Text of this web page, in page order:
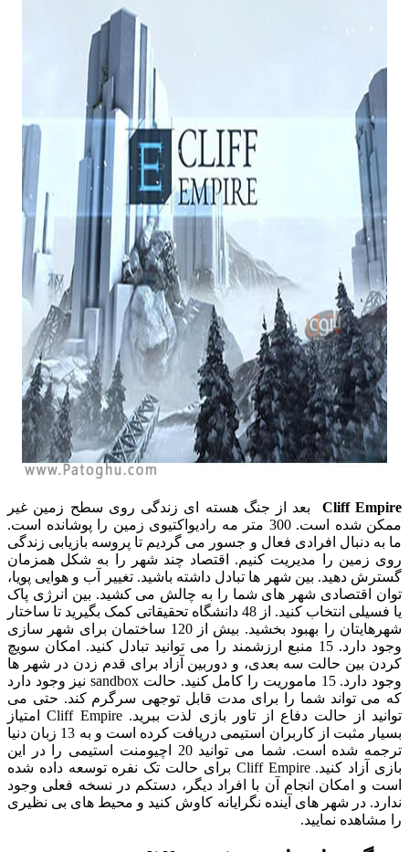
Cliff Empire بعد از جنگ هسته ای زندگی روی سطح زمین غیر
ممکن شده است. 300 متر مه رادیواکتیوی زمین را پوشانده است.
ما به دنبال افرادی فعال و جسور می گردیم تا پروسه بازیابی زندگی
روی زمین را مدیریت کنیم. اقتصاد چند شهر را به شکل همزمان
گسترش دهید. بین شهر ها تبادل داشته باشید. تغییر آب و هوایی پویا،
توان اقتصادی شهر های شما را به چالش می کشید. بین انرژی پاک
یا فسیلی انتخاب کنید. از 48 دانشگاه تحقیقاتی کمک بگیرید تا ساختار
شهرهایتان را بهبود بخشید. بیش از 120 ساختمان برای شهر سازی
وجود دارد. 15 منبع ارزشمند را می توانید تبادل کنید. امکان سویچ
کردن بین حالت سه بعدی، و دوربین آزاد برای قدم زدن در شهر ها
وجود دارد. 15 ماموریت را کامل کنید. حالت sandbox نیز وجود دارد
که می تواند شما را برای مدت قابل توجهی سرگرم کند. حتی می
توانید از حالت دفاع از تاور بازی لذت ببرید. Cliff Empire امتیاز
بسیار مثبت از کاربران استیمی دریافت کرده است و به 13 زبان دنیا
ترجمه شده است. شما می توانید 20 اچیومنت استیمی را در این
بازی آزاد کنید. Cliff Empire برای حالت تک نفره توسعه داده شده
است و امکان انجام آن با افراد دیگر، دستکم در نسخه فعلی وجود
ندارد. در شهر های آینده نگرایانه کاوش کنید و محیط های بی نظیری
را مشاهده نمایید.